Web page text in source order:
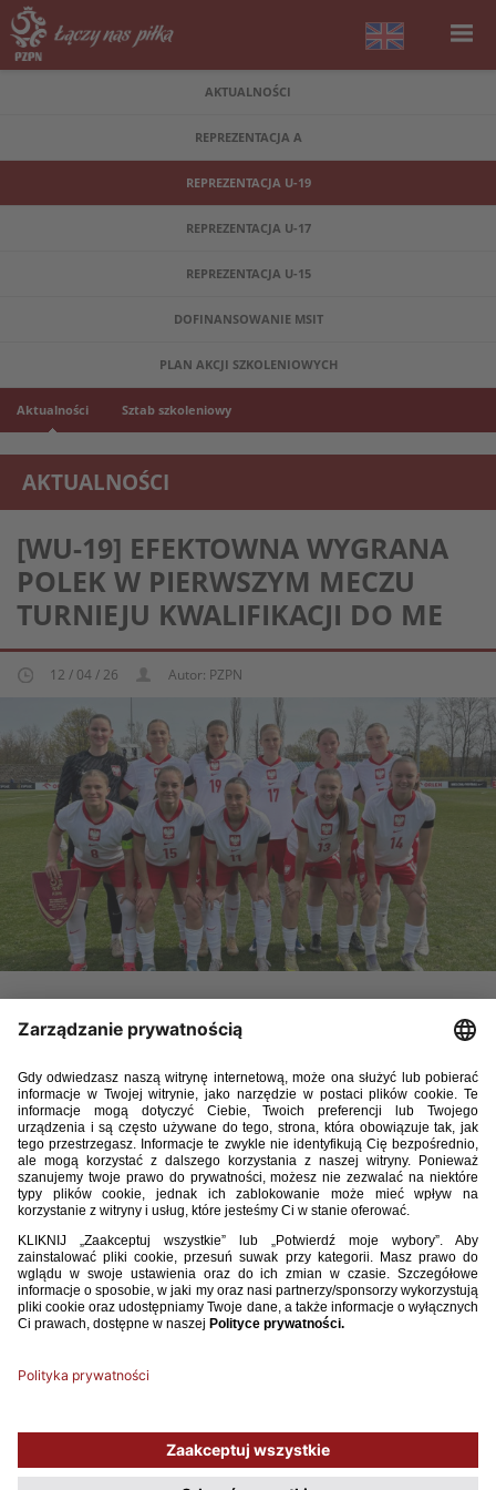
AKTUALNOŚCI
REPREZENTACJA A
REPREZENTACJA U-19
REPREZENTACJA U-17
REPREZENTACJA U-15
DOFINANSOWANIE MSIT
PLAN AKCJI SZKOLENIOWYCH
Aktualności Sztab szkoleniowy
AKTUALNOŚCI
REPREZENTACJA KOBIECA U-19
[WU-19] EFEKTOWNA WYGRANA
POLEK W PIERWSZYM MECZU
TURNIEJU KWALIFIKACJI DO ME
12 / 04 / 26 Autor: PZPN
do lat 19 kobiet wygrała w Gnieźnie z Rumunią 4:0
mistrzostw Europy.
W kolejnych spotkaniach biało-czerwone zmierzą się z Belgią (15.4,
godz. 11:00, Gniezno) i Grecją (18.4, godz. 11:00, Września).
12 kwietnia 2026, Gniezno
Polska – Rumunia 4:0 (1:0)
Bramki:Związek 14, Zgoda 49, Zielińska 79, Rogus 90
Julia Przybył), 8. Zuzanna Witek, 11. Oliwia Zgoda (82 16. Małgorzata
(72 2. Aisha Nsangou), 15. Anna Potrykus, 17. Lena Świrska, 18.
Martyna Bartczak, 19. Kinga Wyrwas (72 9. Julia Langosz).
Używamy plików cookies, aby ułatwić Ci korzystanie z naszego serwisu